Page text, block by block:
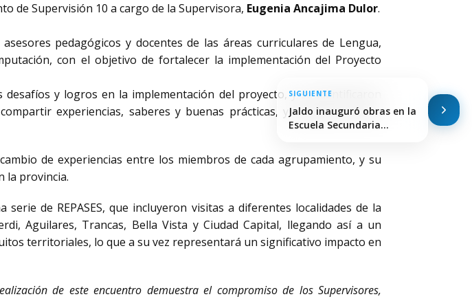
de Supervisión 10 a cargo de la Supervisora, Eugenia Ancajima Dulor.
pedagógicos y docentes de las áreas curriculares de Lengua,
con el objetivo de fortalecer la implementación del Proyecto
y logros en la implementación del proyecto, y se identificaron
experiencias, saberes y buenas prácticas, y trabajar hacia la
de experiencias entre los miembros de cada agrupamiento, y su
la provincia.
de REPASES, que incluyeron visitas a diferentes localidades de la
Aguilares, Trancas, Bella Vista y Ciudad Capital, llegando así a un
territoriales, lo que a su vez representará un significativo impacto en
de este encuentro demuestra el compromiso de los Supervisores,
SIGUIENTE
Jaldo inauguró obras en la
Escuela Secundaria…